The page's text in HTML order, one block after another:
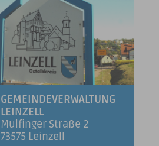
GEMEINDEVERWALTUNG
LEINZELL
Mulfinger Straße 2
73575 Leinzell